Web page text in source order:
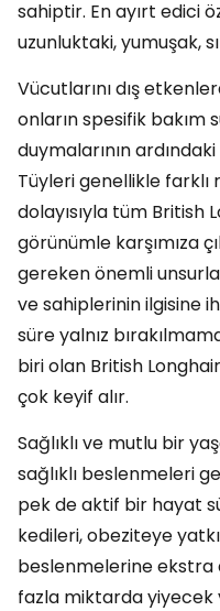
sahiptir. En ayırt edici
uzunluktaki, yumuşak,
Vücutlarını dış
onların spesifik bakım
duymalarının
Tüyleri genellikle
dolayısıyla tüm British
görünümle karşımıza
gereken önemli
ve sahiplerinin ilgisine
süre yalnız
biri olan British
çok keyif alır.
Sağlıklı ve mutlu bir
sağlıklı beslenmeleri
pek de aktif bir hayat
kedileri, obeziteye
beslenmelerine ekstra
fazla miktarda yiyecek